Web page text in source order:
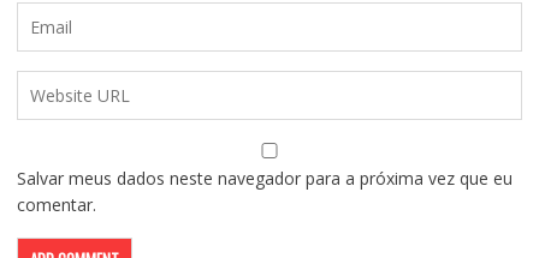
Salvar meus dados neste navegador para a próxima vez que eu
comentar.